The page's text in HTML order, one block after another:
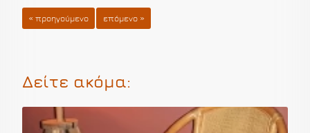
« προηγούμενο επόμενο »
Δείτε ακόμα: